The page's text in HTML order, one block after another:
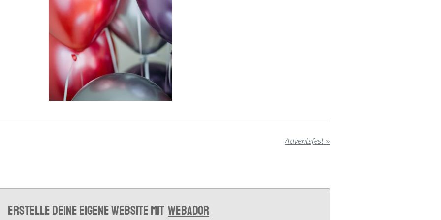
Adventsfest»
Erstelle deine eigene Website mit Webador